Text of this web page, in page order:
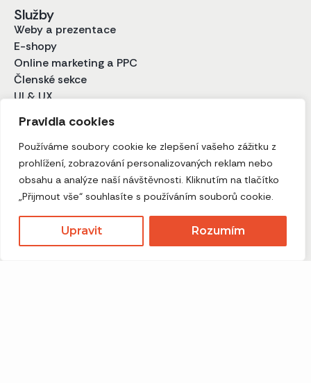
Pravidla cookies
Používáme soubory cookie ke zlepšení vašeho zážitku z
prohlížení, zobrazování personalizovaných reklam nebo
obsahu a analýze naší návštěvnosti. Kliknutím na tlačítko
„Přijmout vše“ souhlasíte s používáním souborů cookie.
Upravit Rozumím
Služby
Weby a prezentace
E-shopy
Online marketing a PPC
Členské sekce
UI & UX
Automatizace
Implementace AI
Funkce a aplikace na míru
Webive.
info@webive.cz
+420 776 649 410